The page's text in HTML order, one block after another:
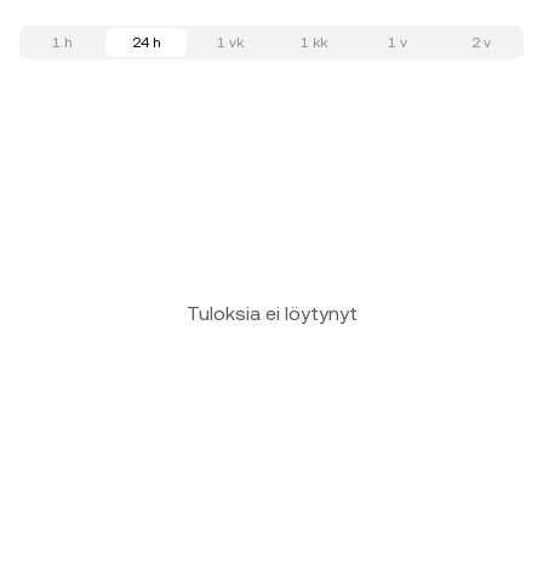
1 h 24 h 1 vk 1 kk 1 v 2 v
Tuloksia ei löytynyt